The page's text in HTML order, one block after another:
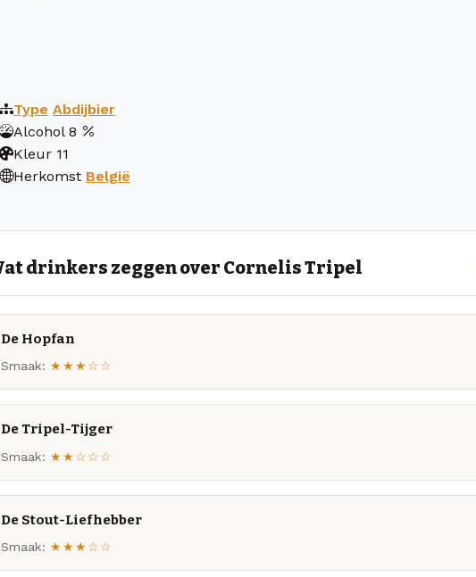
Type Abdijbier
Alcohol 8
Kleur 11
Herkomst België
drinkers zeggen over Cornelis Tripel
De Hopfan
Smaak: ★★★☆☆
De Tripel-Tijger
Smaak: ★★☆☆☆
De Stout-Liefhebber
Smaak: ★★★☆☆